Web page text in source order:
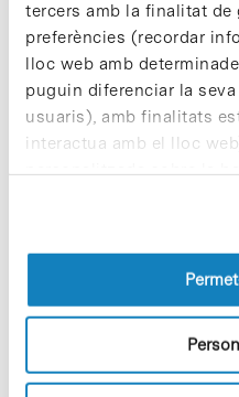
tercers amb la finalitat de
preferències (recordar
lloc web amb
puguin diferenciar la
usuaris), amb finalitats
interactua amb el lloc
personalitzada sobre la
pàgines visitades). Per a
les cookies pot consultar
DETALLS
Data:
25 març 2025
Hora:
13:00 - 17:00